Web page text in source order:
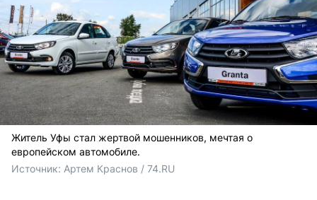
Житель Уфы стал жертвой мошенников, мечтая о
европейском автомобиле.
Источник: Артем Краснов / 74.RU